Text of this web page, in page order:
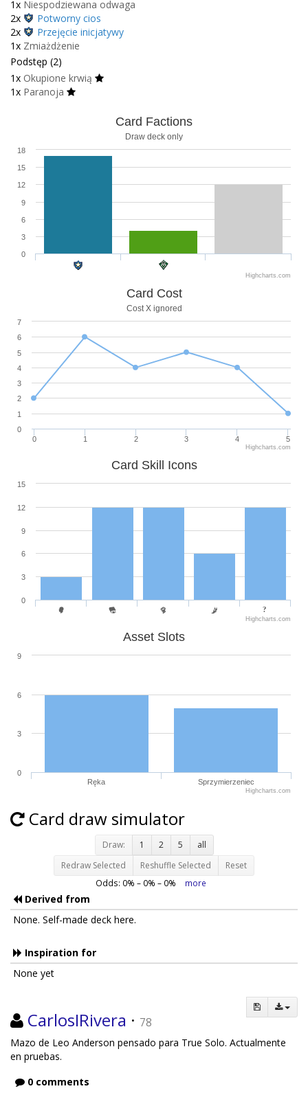
1x Niespodziewana odwaga
2x
Potworny cios
2x
Przejęcie inicjatywy
1x Zmiażdżenie
Podstęp (2)
1x Okupione krwią
1x Paranoja
Card Factions
Draw deck only
0
3
6
9
12
15
18
Highcharts.com
Card Cost
Cost X ignored
0 1 2 3 4 5
0
1
2
3
4
5
6
7
Highcharts.com
Card Skill Icons
0
3
6
9
12
15
Highcharts.com
Asset Slots
0
3
6
9
Highcharts.com
Ręka Sprzymierzeniec
Card draw simulator
Draw: 1 2 5
all
Redraw Selected
Reshuffle Selected Reset
Odds: 0% – 0% – 0% more
Derived from
None. Self-made deck here.
Inspiration for
None yet
CarlosIRivera · 78
Mazo de Leo Anderson pensado para True Solo. Actualmente
en pruebas.
0 comments